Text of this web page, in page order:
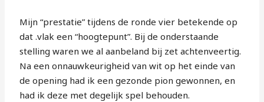
Mijn “prestatie” tijdens de ronde vier betekende op
dat .vlak een “hoogtepunt”. Bij de onderstaande
stelling waren we al aanbeland bij zet achtenveertig.
Na een onnauwkeurigheid van wit op het einde van
de opening had ik een gezonde pion gewonnen, en
had ik deze met degelijk spel behouden.